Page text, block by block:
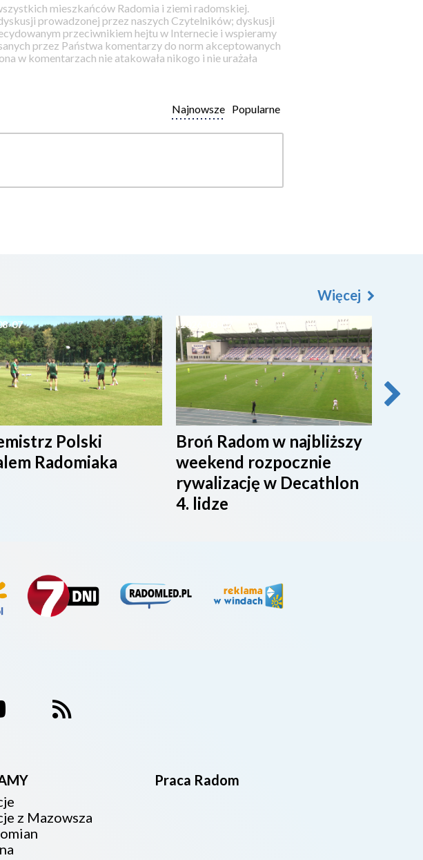
mieszkańców Radomia i ziemi radomskiej.
prowadzonej przez naszych Czytelników; dyskusji
przeciwnikiem hejtu w Internecie i wspieramy
przez Państwa komentarzy do norm akceptowanych
w komentarzach nie atakowała nikogo i nie urażała
Popularne
Najnowsze
07
Polski
Radomiaka
2026-08-07
Broń Radom w najbliższy
weekend rozpocznie
rywalizację w Decathlon
4. lidze
Więcej
z Mazowsza
Praca Radom